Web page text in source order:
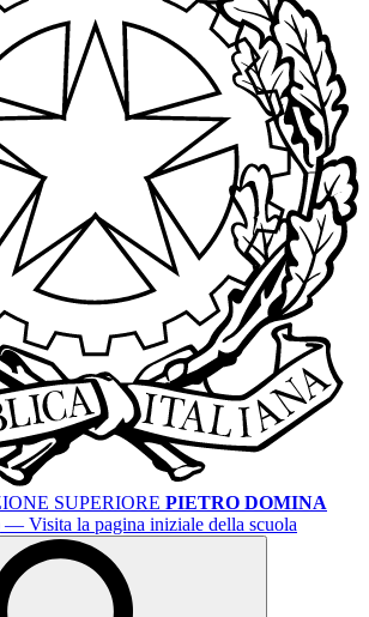
SUPERIORE PIETRO DOMINA
— Visita la pagina iniziale della scuola